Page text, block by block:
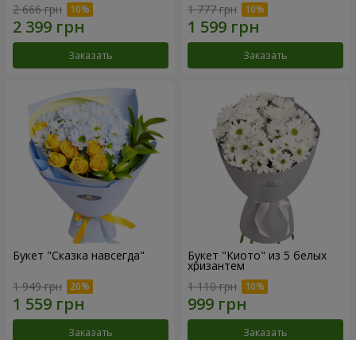
2 666 грн
Заказать
1 777 грн
Заказать
Букет "Сказка навсегда"
1 949 грн
Заказать
Букет "Киото" из 5 белых
хризантем
1 110 грн
Заказать